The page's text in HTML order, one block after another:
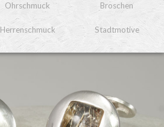
Ohrschmuck Broschen
Herrenschmuck Stadtmotive